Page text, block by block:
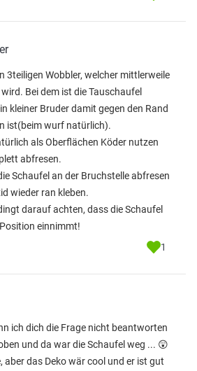
3teiligen Wobbler, welcher mittlerweile
Bei dem ist die Tauschaufel
kleiner Bruder damit gegen den Rand
ist(beim wurf natürlich).
als Oberflächen Köder nutzen
abfresen.
Schaufel an der Bruchstelle abfresen
wieder ran kleben.
darauf achten, dass die Schaufel
einnimmt!
1
ich dich die Frage nicht beantworten
und da war die Schaufel weg ... 😲
aber das Deko wär cool und er ist gut